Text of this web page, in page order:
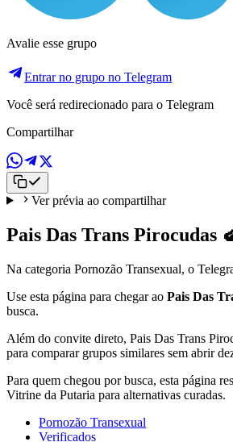
Avalie esse grupo
Entrar no grupo no Telegram
Você será redirecionado para o Telegram
Compartilhar
Ver prévia ao compartilhar
Pais Das Trans Pirocudas
Na categoria Pornozão Transexual, o
Use esta página para chegar ao Pais Das
busca.
Além do convite direto, Pais Das Trans
para comparar grupos similares sem abrir
Para quem chegou por busca, esta página
Vitrine da Putaria para alternativas curadas.
Pornozão Transexual
Verificados